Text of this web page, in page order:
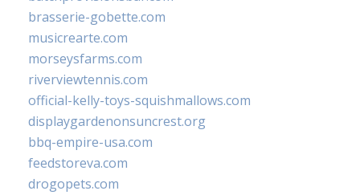
brasserie-gobette.com
musicrearte.com
morseysfarms.com
riverviewtennis.com
official-kelly-toys-squishmallows.com
displaygardenonsuncrest.org
bbq-empire-usa.com
feedstoreva.com
drogopets.com